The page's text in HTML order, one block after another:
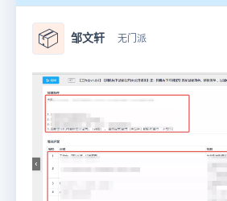
📦 邹文轩 无门派